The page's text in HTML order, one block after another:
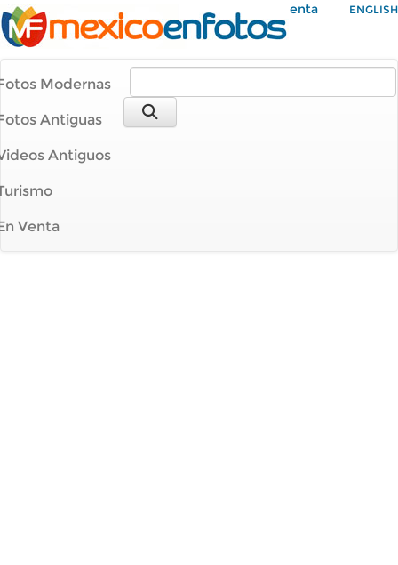
Mi Cuenta ENGLISH
Modernas
Antiguas
Antiguos
Venta